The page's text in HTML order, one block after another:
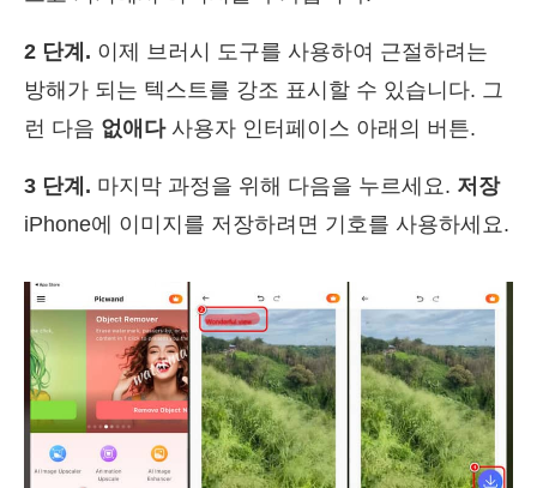
2 단계. 이제 브러시 도구를 사용하여 근절하려는
방해가 되는 텍스트를 강조 표시할 수 있습니다. 그
런 다음 없애다사용자 인터페이스 아래의 버튼.
3 단계. 마지막 과정을 위해 다음을 누르세요. 저장
iPhone에 이미지를 저장하려면 기호를 사용하세요.